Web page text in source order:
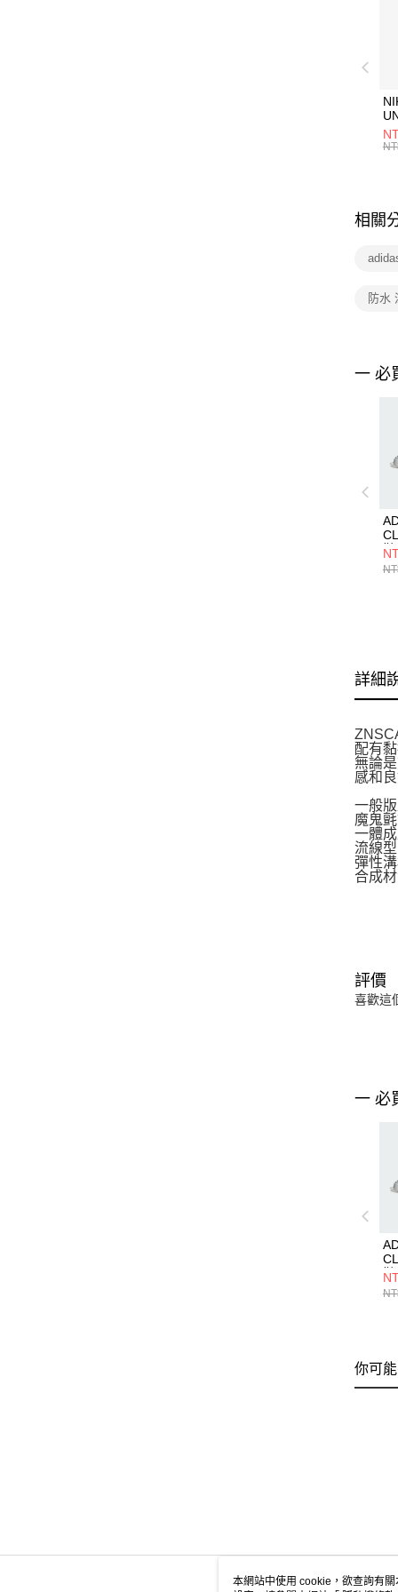
統
相關
防水
一 必
詳細
配有
無論
感和
一般
魔鬼
一體
流線
彈性
合成
評價
喜歡這
一 必
你可
本網站中使用 cookie，欲查詢有